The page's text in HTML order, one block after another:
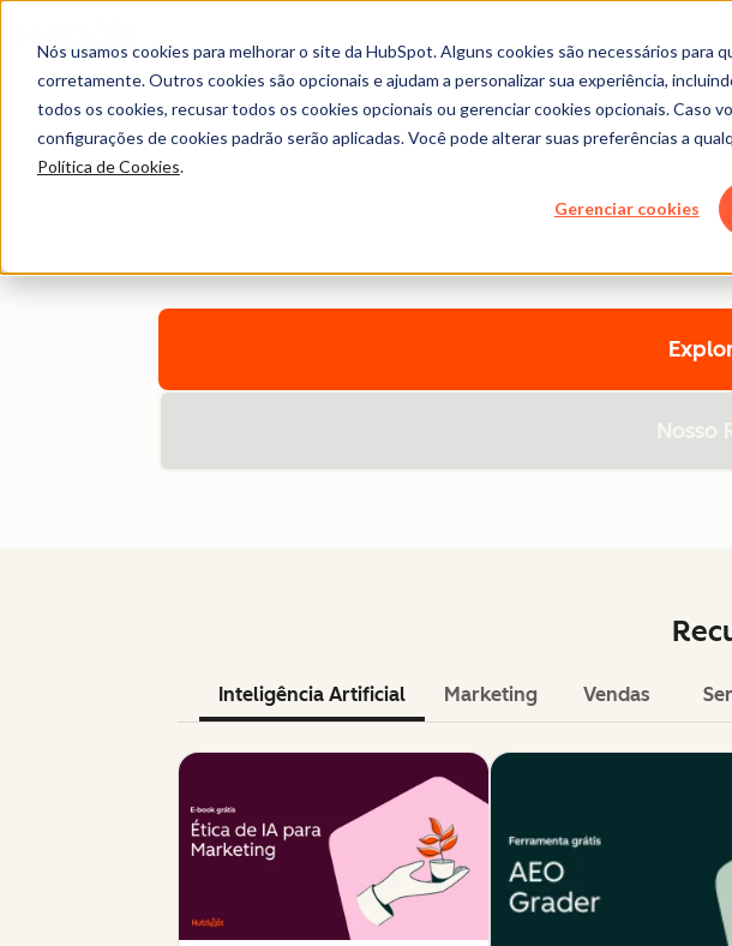
Nós usamos cookies para melhorar o site da HubSpot. Alguns cookies são necessários para
corretamente. Outros cookies são opcionais e ajudam a personalizar sua experiência,
todos os cookies, recusar todos os cookies opcionais ou gerenciar cookies opcionais. Caso
configurações de cookies padrão serão aplicadas. Você pode alterar suas preferências a
Política de Cookies.
Gerenciar cookies
Biblioteca de
Navegue por ebooks, ferramentas, guias, templates,
Nosso
Inteligência Artificial Marketing Vendas